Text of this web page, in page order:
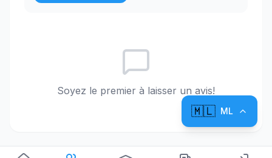
Soyez le premier à laisser un avis!
🇲🇱 ML